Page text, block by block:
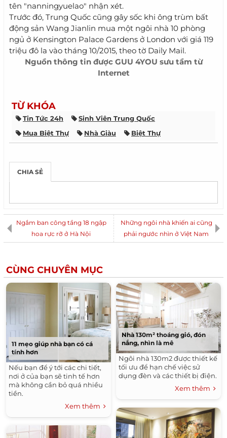
tên "nanningyuelao" nhận xét.
Trước đó, Trung Quốc cũng gây sốc khi ông trùm bất
động sản Wang Jianlin mua một ngôi nhà 10 phòng
ngủ ở Kensington Palace Gardens ở London với giá 119
triệu đô la vào tháng 10/2015, theo tờ Daily Mail.
Nguồn thông tin được GUU 4YOU sưu tầm từ
Internet
TỪ KHÓA
Tin Tức 24h
Sinh Viên Trung Quốc
Mua Biệt Thự
Nhà Giàu Biệt Thự
CHIA SẺ
Ngắm ban công tầng 18 ngập
hoa rực rỡ ở Hà Nội
Những ngôi nhà khiến ai cũng
phải ngước nhìn ở Việt Nam
CÙNG CHUYÊN MỤC
11 mẹo giúp nhà bạn có cá
tính hơn
Nếu bạn để ý tới các chi tiết,
nơi ở của bạn sẽ tinh tế hơn
mà không cần bỏ quá nhiều
tiền.
Xem thêm
Nhà 130m² thoáng gió, đón
nắng, nhìn là mê
Ngôi nhà 130m2 được thiết kế
tối ưu để hạn chế việc sử
dụng đèn và các thiết bị điện.
Xem thêm